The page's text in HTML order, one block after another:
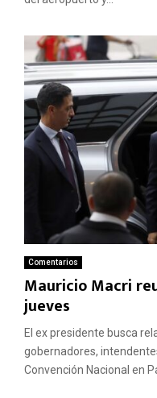
Comentarios
Mauricio Macri
jueves
El ex presidente busca
gobernadores,
Convención Nacional en